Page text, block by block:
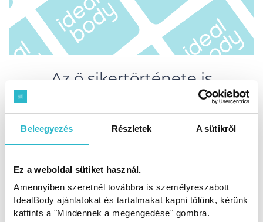
Beleegyezés Részletek A sütikről
Ez a weboldal sütiket használ.
Amennyiben szeretnél továbbra is személyreszabott
IdealBody ajánlatokat és tartalmakat kapni tőlünk, kérünk
kattints a "Mindennek a megengedése" gombra.
Az ő sikertörténete is